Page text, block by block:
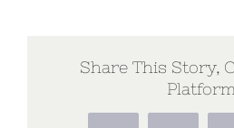
Share This Story,